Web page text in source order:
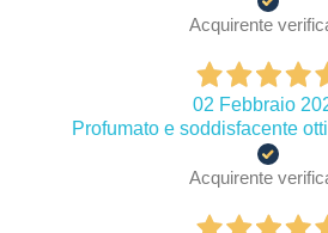
Acquirente
02 Febbraio
Profumato e soddisfacente
Acquirente